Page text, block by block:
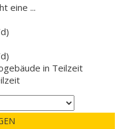
eine ...
in Teilzeit